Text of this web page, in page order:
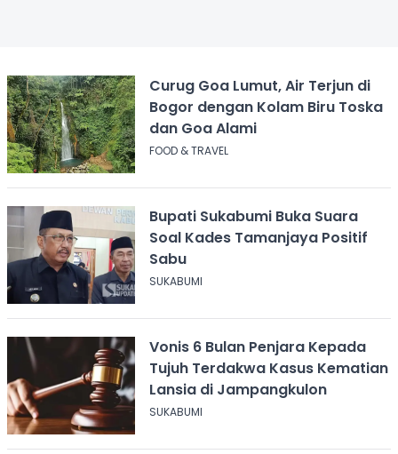
Curug Goa Lumut, Air Terjun di
Bogor dengan Kolam Biru Toska
dan Goa Alami
FOOD & TRAVEL
Bupati Sukabumi Buka Suara
Soal Kades Tamanjaya Positif
Sabu
SUKABUMI
Vonis 6 Bulan Penjara Kepada
Tujuh Terdakwa Kasus Kematian
Lansia di Jampangkulon
SUKABUMI